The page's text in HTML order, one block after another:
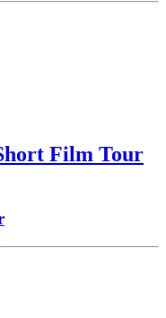
Film Tour